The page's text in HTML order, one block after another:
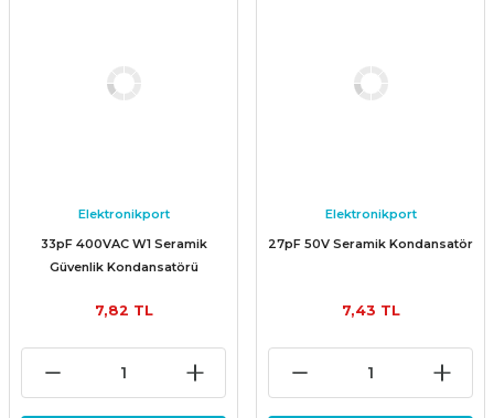
Elektronikport
33pF 400VAC W1 Seramik
Güvenlik Kondansatörü
7,82 TL
Elektronikport
27pF 50V Seramik Kondansatör
7,43 TL